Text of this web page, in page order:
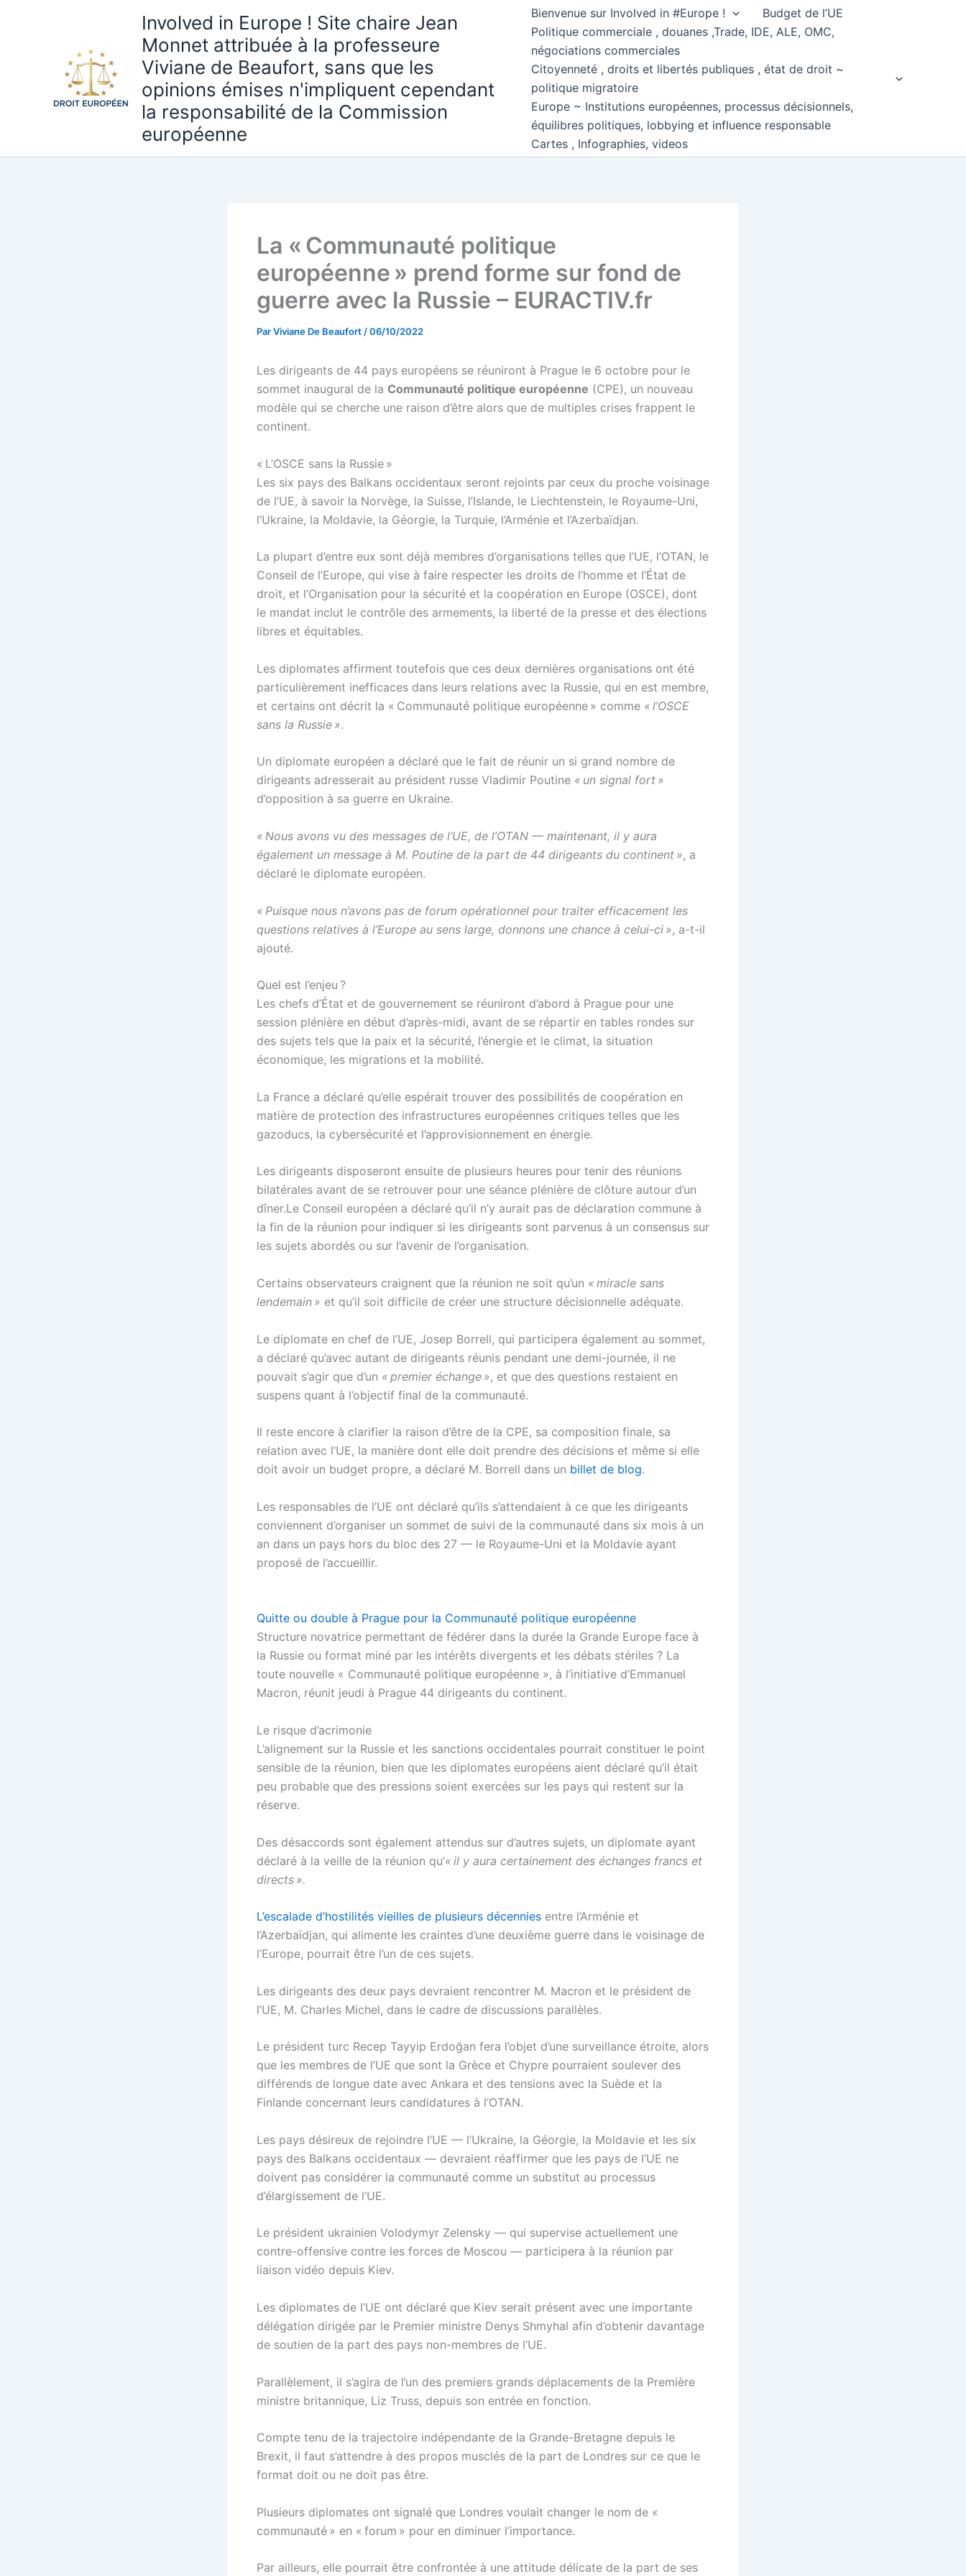
Involved in Europe ! Site chaire Jean
Monnet attribuée à la professeure
Viviane de Beaufort, sans que les
opinions émises n'impliquent cependant
la responsabilité de la Commission
européenne
Bienvenue sur Involved in #Europe !
Budget de l’UE
Politique commerciale , douanes ,Trade, IDE, ALE, OMC,
négociations commerciales
Citoyenneté , droits et libertés publiques , état de droit ~
politique migratoire
Europe ~ Institutions européennes, processus décisionnels,
équilibres politiques, lobbying et influence responsable
Cartes , Infographies, videos
La « Communauté politique
européenne » prend forme sur fond de
guerre avec la Russie – EURACTIV.fr
ParViviane De Beaufort /06/10/2022
Les dirigeants de 44 pays européens se réuniront à Prague le 6 octobre pour le
sommet inaugural de la Communauté politique européenne (CPE), un nouveau
modèle qui se cherche une raison d’être alors que de multiples crises frappent le
continent.
« L’OSCE sans la Russie »
Les six pays des Balkans occidentaux seront rejoints par ceux du proche voisinage
de l’UE, à savoir la Norvège, la Suisse, l’Islande, le Liechtenstein, le Royaume-Uni,
l’Ukraine, la Moldavie, la Géorgie, la Turquie, l’Arménie et l’Azerbaïdjan.
La plupart d’entre eux sont déjà membres d’organisations telles que l’UE, l’OTAN, le
Conseil de l’Europe, qui vise à faire respecter les droits de l’homme et l’État de
droit, et l’Organisation pour la sécurité et la coopération en Europe (OSCE), dont
le mandat inclut le contrôle des armements, la liberté de la presse et des élections
libres et équitables.
Les diplomates affirment toutefois que ces deux dernières organisations ont été
particulièrement inefficaces dans leurs relations avec la Russie, qui en est membre,
et certains ont décrit la « Communauté politique européenne » comme « l’OSCE
sans la Russie ».
Un diplomate européen a déclaré que le fait de réunir un si grand nombre de
dirigeants adresserait au président russe Vladimir Poutine « un signal fort »
d’opposition à sa guerre en Ukraine.
« Nous avons vu des messages de l’UE, de l’OTAN — maintenant, il y aura
également un message à M. Poutine de la part de 44 dirigeants du continent », a
déclaré le diplomate européen.
« Puisque nous n’avons pas de forum opérationnel pour traiter efficacement les
questions relatives à l’Europe au sens large, donnons une chance à celui-ci », a-t-il
ajouté.
Quel est l’enjeu ?
Les chefs d’État et de gouvernement se réuniront d’abord à Prague pour une
session plénière en début d’après-midi, avant de se répartir en tables rondes sur
des sujets tels que la paix et la sécurité, l’énergie et le climat, la situation
économique, les migrations et la mobilité.
La France a déclaré qu’elle espérait trouver des possibilités de coopération en
matière de protection des infrastructures européennes critiques telles que les
gazoducs, la cybersécurité et l’approvisionnement en énergie.
Les dirigeants disposeront ensuite de plusieurs heures pour tenir des réunions
bilatérales avant de se retrouver pour une séance plénière de clôture autour d’un
dîner.Le Conseil européen a déclaré qu’il n’y aurait pas de déclaration commune à
la fin de la réunion pour indiquer si les dirigeants sont parvenus à un consensus sur
les sujets abordés ou sur l’avenir de l’organisation.
Certains observateurs craignent que la réunion ne soit qu’un « miracle sans
lendemain » et qu’il soit difficile de créer une structure décisionnelle adéquate.
Le diplomate en chef de l’UE, Josep Borrell, qui participera également au sommet,
a déclaré qu’avec autant de dirigeants réunis pendant une demi-journée, il ne
pouvait s’agir que d’un « premier échange », et que des questions restaient en
suspens quant à l’objectif final de la communauté.
Il reste encore à clarifier la raison d’être de la CPE, sa composition finale, sa
relation avec l’UE, la manière dont elle doit prendre des décisions et même si elle
doit avoir un budget propre, a déclaré M. Borrell dans un billet de blog.
Les responsables de l’UE ont déclaré qu’ils s’attendaient à ce que les dirigeants
conviennent d’organiser un sommet de suivi de la communauté dans six mois à un
an dans un pays hors du bloc des 27 — le Royaume-Uni et la Moldavie ayant
proposé de l’accueillir.
Quitte ou double à Prague pour la Communauté politique européenne
Structure novatrice permettant de fédérer dans la durée la Grande Europe face à
la Russie ou format miné par les intérêts divergents et les débats stériles ? La
toute nouvelle « Communauté politique européenne », à l’initiative d’Emmanuel
Macron, réunit jeudi à Prague 44 dirigeants du continent.
Le risque d’acrimonie
L’alignement sur la Russie et les sanctions occidentales pourrait constituer le point
sensible de la réunion, bien que les diplomates européens aient déclaré qu’il était
peu probable que des pressions soient exercées sur les pays qui restent sur la
réserve.
Des désaccords sont également attendus sur d’autres sujets, un diplomate ayant
déclaré à la veille de la réunion qu’« il y aura certainement des échanges francs et
directs ».
L’escalade d’hostilités vieilles de plusieurs décennies entre l’Arménie et
l’Azerbaïdjan, qui alimente les craintes d’une deuxième guerre dans le voisinage de
l’Europe, pourrait être l’un de ces sujets.
Les dirigeants des deux pays devraient rencontrer M. Macron et le président de
l’UE, M. Charles Michel, dans le cadre de discussions parallèles.
Le président turc Recep Tayyip Erdoğan fera l’objet d’une surveillance étroite, alors
que les membres de l’UE que sont la Grèce et Chypre pourraient soulever des
différends de longue date avec Ankara et des tensions avec la Suède et la
Finlande concernant leurs candidatures à l’OTAN.
Les pays désireux de rejoindre l’UE — l’Ukraine, la Géorgie, la Moldavie et les six
pays des Balkans occidentaux — devraient réaffirmer que les pays de l’UE ne
doivent pas considérer la communauté comme un substitut au processus
d’élargissement de l’UE.
Le président ukrainien Volodymyr Zelensky — qui supervise actuellement une
contre-offensive contre les forces de Moscou — participera à la réunion par
liaison vidéo depuis Kiev.
Les diplomates de l’UE ont déclaré que Kiev serait présent avec une importante
délégation dirigée par le Premier ministre Denys Shmyhal afin d’obtenir davantage
de soutien de la part des pays non-membres de l’UE.
Parallèlement, il s’agira de l’un des premiers grands déplacements de la Première
ministre britannique, Liz Truss, depuis son entrée en fonction.
Compte tenu de la trajectoire indépendante de la Grande-Bretagne depuis le
Brexit, il faut s’attendre à des propos musclés de la part de Londres sur ce que le
format doit ou ne doit pas être.
Plusieurs diplomates ont signalé que Londres voulait changer le nom de «
communauté » en « forum » pour en diminuer l’importance.
Par ailleurs, elle pourrait être confrontée à une attitude délicate de la part de ses